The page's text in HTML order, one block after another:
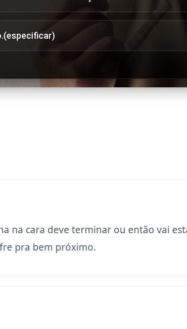
na cara deve terminar ou então vai
pra bem próximo.